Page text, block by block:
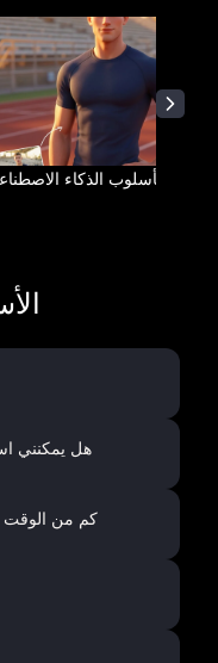
بيكسار بأسلوب الذكاء
هل يمكنني
كم من الوقت